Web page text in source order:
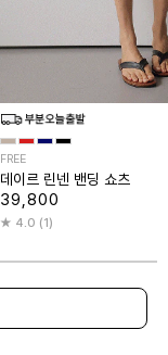
FREE
데이르 린넨 밴딩 쇼츠
39,800
4.0 (1)